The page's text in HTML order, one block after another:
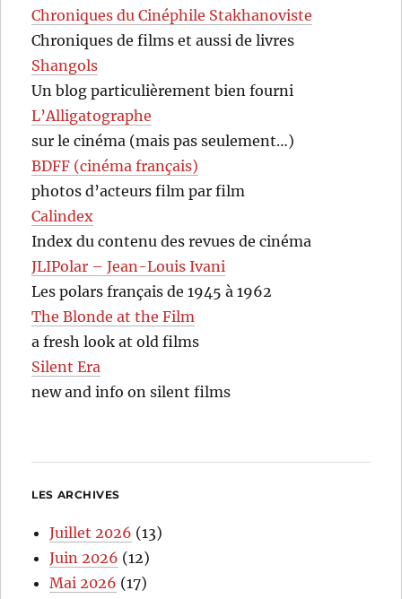
Chroniques du Cinéphile Stakhanoviste
Chroniques de films et aussi de livres
Shangols
Un blog particulièrement bien fourni
L’Alligatographe
sur le cinéma (mais pas seulement…)
BDFF (cinéma français)
photos d’acteurs film par film
Calindex
Index du contenu des revues de cinéma
JLIPolar – Jean-Louis Ivani
Les polars français de 1945 à 1962
The Blonde at the Film
a fresh look at old films
Silent Era
new and info on silent films
LES ARCHIVES
Juillet 2026 (13)
Juin 2026 (12)
Mai 2026 (17)